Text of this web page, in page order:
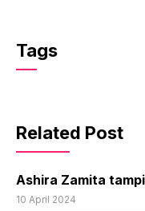
Tags
Related Post
Ashira Zamita
10 April 2024